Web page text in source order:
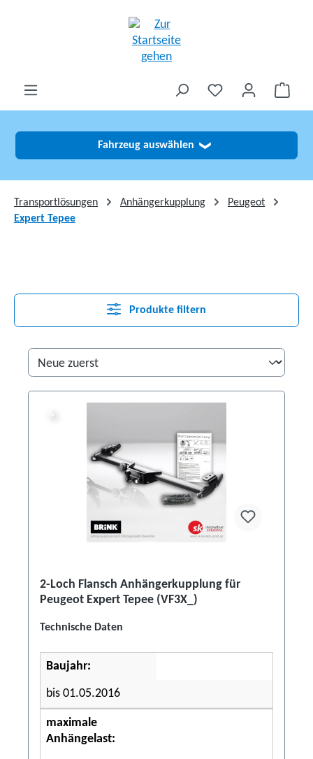
Fahrzeug auswählen ❯
Transportlösungen Anhängerkupplung
Peugeot
Expert Tepee
Produkte filtern
2-Loch Flansch Anhängerkupplung für
Peugeot Expert Tepee (VF3X_)
Technische Daten
Baujahr:
bis 01.05.2016
maximale
Anhängelast: